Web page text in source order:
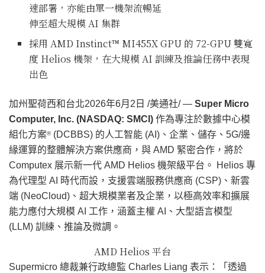
速部署，亦能由單一機架流暢延
伸至超大規模 AI 集群
採用 AMD Instinct™ MI455X GPU 的 72-GPU 雙寬
度 Helios 機架，在大規模 AI 訓練及推論任務中表現
出色
加州聖荷西和台北2026年6月2日 /美通社/ — Super Micro
Computer, Inc. (NASDAQ: SMCI) 作為專注於數據中心模
組化方案®(DCBBS) 的人工智能 (AI)、企業、儲存、5G/邊
緣運算的整體解決方案供應商，與 AMD 緊密合作，將於
Computex 展示新一代 AMD Helios 機架級平台。 Helios 專
為代理型 AI 時代而設，支援雲端服務供應商 (CSP)、新雲
端 (NeoCloud)、超大規模業者及企業，以極高效率和擴展
能力應付大規模 AI 工作，涵蓋主權 AI、大型語言模型
(LLM) 訓練、推論及微調。
AMD Helios 平台
Supermicro 總裁兼行政總監 Charles Liang 表示：「透過